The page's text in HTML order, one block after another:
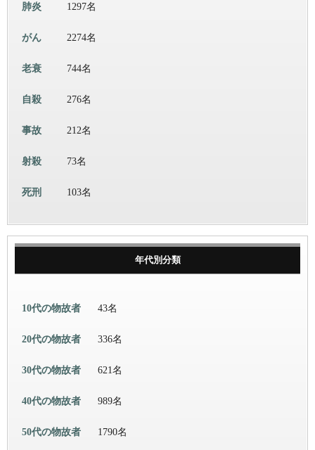
肺炎 1297名
がん 2274名
老衰 744名
自殺 276名
事故 212名
射殺 73名
死刑 103名
年代別分類
10代の物故者 43名
20代の物故者 336名
30代の物故者 621名
40代の物故者 989名
50代の物故者 1790名